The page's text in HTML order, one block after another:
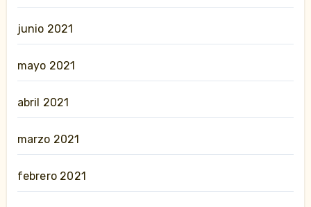
junio 2021
mayo 2021
abril 2021
marzo 2021
febrero 2021